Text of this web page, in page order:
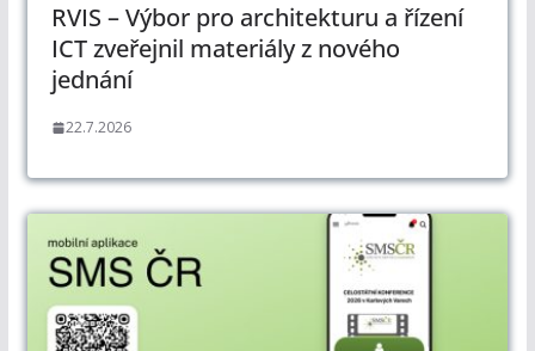
RVIS – Výbor pro architekturu a řízení
ICT zveřejnil materiály z nového
jednání
22.7.2026